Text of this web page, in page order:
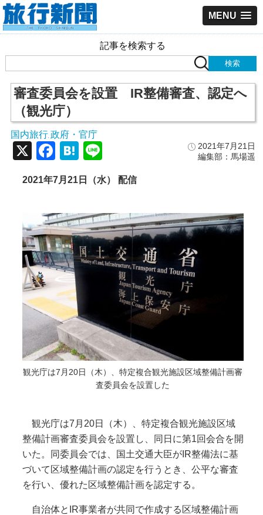
MENU
記事を検索する
審査委員会を設置 IR整備審査、認定へ
（観光庁）
国内旅行 政府・官庁
2021年7月21日
編集部：馬場遥
X Facebook
Hatena
2021年7月21日（水） 配信
観光庁は7月20日（木）、特定複合観光施設区域整備計画審
査委員会を設置した
観光庁は7月20日（木）、特定複合観光施設区域
整備計画審査委員会を設置し、同日に第1回会合を開
いた。同委員会では、国土交通大臣がIR整備法に基
づいて区域整備計画の認定を行うとき、公平な審査
を行い、優れた区域整備計画を認定する。
自治体とIR事業者が共同で作成する区域整備計画